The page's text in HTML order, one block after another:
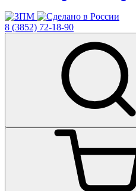
8 (3852) 72-18-90